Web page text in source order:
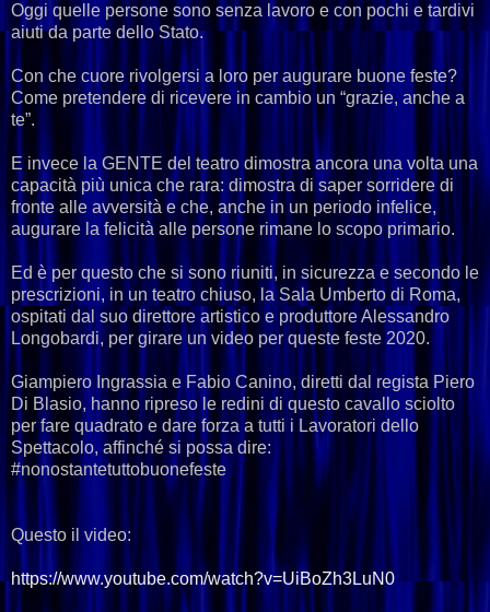
Oggi quelle persone sono senza lavoro e con pochi e tardivi
aiuti da parte dello Stato.
Con che cuore rivolgersi a loro per augurare buone feste?
Come pretendere di ricevere in cambio un “grazie, anche a
te”.
E invece la GENTE del teatro dimostra ancora una volta una
capacità più unica che rara: dimostra di saper sorridere di
fronte alle avversità e che, anche in un periodo infelice,
augurare la felicità alle persone rimane lo scopo primario.
Ed è per questo che si sono riuniti, in sicurezza e secondo le
prescrizioni, in un teatro chiuso, la Sala Umberto di Roma,
ospitati dal suo direttore artistico e produttore Alessandro
Longobardi, per girare un video per queste feste 2020.
Giampiero Ingrassia e Fabio Canino, diretti dal regista Piero
Di Blasio, hanno ripreso le redini di questo cavallo sciolto
per fare quadrato e dare forza a tutti i Lavoratori dello
Spettacolo, affinché si possa dire:
#nonostantetuttobuonefeste
Questo il video:
https://www.youtube.com/watch?v=UiBoZh3LuN0